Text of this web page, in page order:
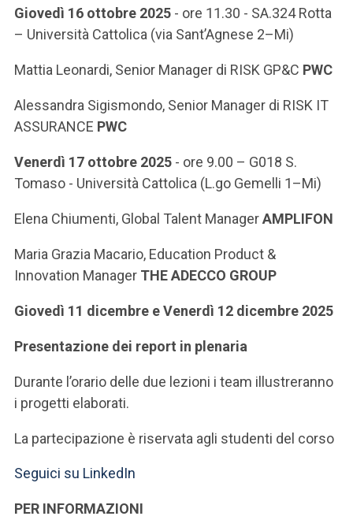
Giovedì 16 ottobre 2025 - ore 11.30 - SA.324 Rotta
– Università Cattolica (via Sant’Agnese 2–Mi)
Mattia Leonardi, Senior Manager di RISK GP&C PWC
Alessandra Sigismondo, Senior Manager di RISK IT
ASSURANCE PWC
Venerdì 17 ottobre 2025 - ore 9.00 – G018 S.
Tomaso - Università Cattolica (L.go Gemelli 1–Mi)
Elena Chiumenti, Global Talent ManagerAMPLIFON
Maria Grazia Macario, Education Product &
Innovation Manager THE ADECCO GROUP
Giovedì 11 dicembre e Venerdì 12 dicembre 2025
Presentazione dei report in plenaria
Durante l’orario delle due lezioni i team illustreranno
i progetti elaborati.
La partecipazione è riservata agli studenti del corso
Seguici su LinkedIn
PER INFORMAZIONI